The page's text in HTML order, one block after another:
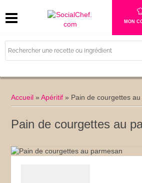
MON
Accueil »Apéritif » Pain de courgettes
Pain de courgettes au